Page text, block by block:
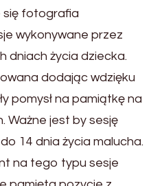
się fotografia
wykonywane przez
dniach życia dziecka.
dodając wdzięku
pomysł na pamiątkę na
Ważne jest by sesję
14 dnia życia malucha.
na tego typu sesje